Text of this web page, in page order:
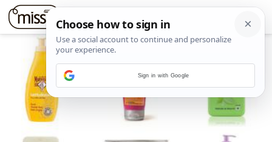
Sign in with Google